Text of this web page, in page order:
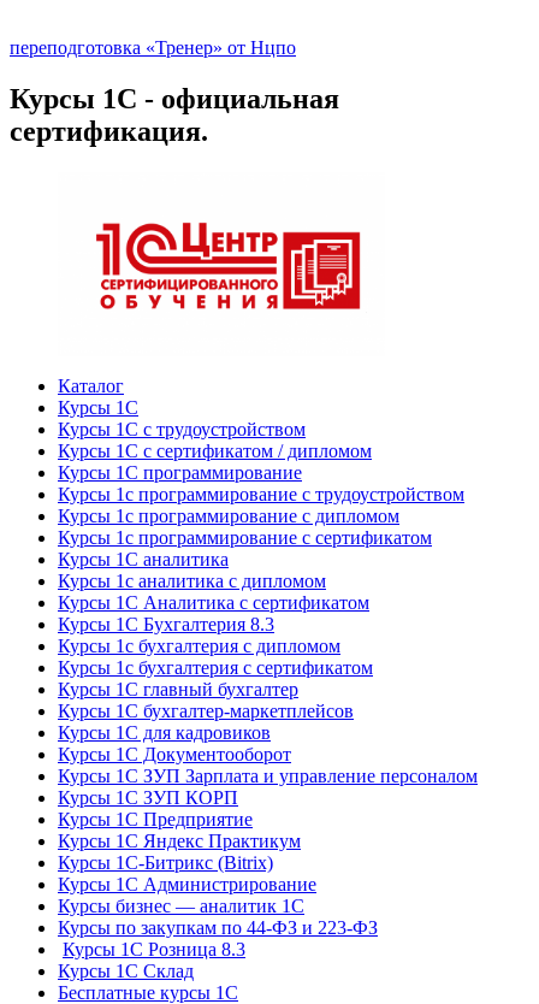
переподготовка «Тренер» от Нцпо
Курсы 1С - официальная
сертификация.
Каталог
Курсы 1С
Курсы 1С с трудоустройством
Курсы 1С с сертификатом / дипломом
Курсы 1С программирование
Курсы 1с программирование с трудоустройством
Курсы 1с программирование с дипломом
Курсы 1с программирование с сертификатом
Курсы 1С аналитика
Курсы 1с аналитика с дипломом
Курсы 1С Аналитика с сертификатом
Курсы 1С Бухгалтерия 8.3
Курсы 1с бухгалтерия с дипломом
Курсы 1с бухгалтерия с сертификатом
Курсы 1С главный бухгалтер
Курсы 1С бухгалтер-маркетплейсов
Курсы 1С для кадровиков
Курсы 1С Документооборот
Курсы 1С ЗУП Зарплата и управление персоналом
Курсы 1С ЗУП КОРП
Курсы 1С Предприятие
Курсы 1С Яндекс Практикум
Курсы 1С-Битрикс (Bitrix)
Курсы 1С Администрирование
Курсы бизнес — аналитик 1С
Курсы по закупкам по 44‑ФЗ и 223‑ФЗ
Курсы 1С Розница 8.3
Курсы 1С Склад
Бесплатные курсы 1С